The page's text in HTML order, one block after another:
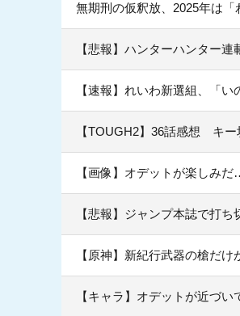
無期刑の仮釈放、2025年は
【悲報】ハンターハンター
【速報】れいわ新選組、「
【TOUGH2】36話感想 キー
【画像】オデットが楽しみだ
【悲報】ジャンプ本誌で打
【原神】新紀行武器の槍だけ
【キャラ】オデットが近づい